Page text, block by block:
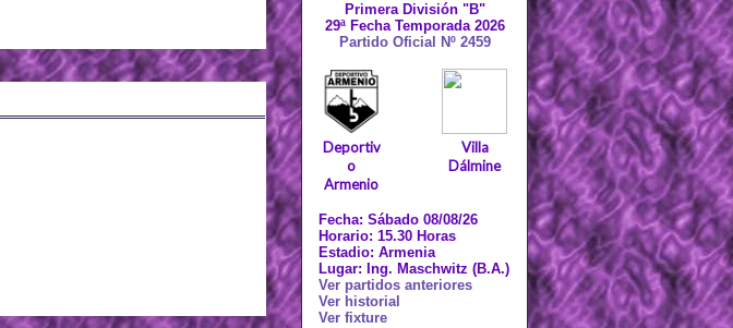
Primera División "B"
29ª Fecha Temporada 2026
Partido Oficial Nº 2459
Deportiv
o
Armenio
Villa
Dálmine
Fecha: Sábado 08/08/26
Horario: 15.30 Horas
Estadio: Armenia
Lugar: Ing. Maschwitz (B.A.)
Ver partidos anteriores
Ver historial
Ver fixture